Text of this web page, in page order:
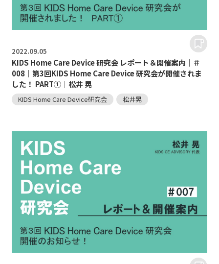
2022.09.05
KIDS Home Care Device 研究会 レポート＆開催案内｜＃
008｜第3回KIDS Home Care Device 研究会が開催されま
した！ PART①｜松井 晃
KIDS Home Care Device研究会 松井晃